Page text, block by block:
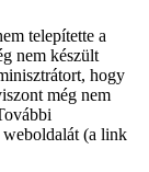
telepítette a
nem készült
hogy
még nem
(a link